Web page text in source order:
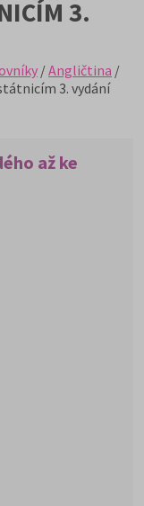
3.
/Angličtina /
3. vydání
až ke